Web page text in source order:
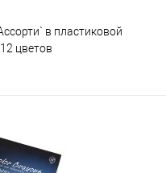
в пластиковой
цветов
В наличии